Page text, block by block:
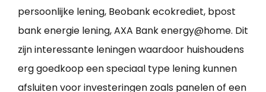
persoonlijke lening, Beobank ecokrediet, bpost
bank energie lening, AXA Bank energy@home. Dit
zijn interessante leningen waardoor huishoudens
erg goedkoop een speciaal type lening kunnen
afsluiten voor investeringen zoals panelen of een